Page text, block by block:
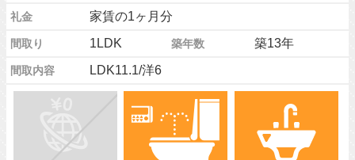
礼金 家賃の1ヶ月分
間取り 1LDK 築年数 築13年
間取内容 LDK11.1/洋6